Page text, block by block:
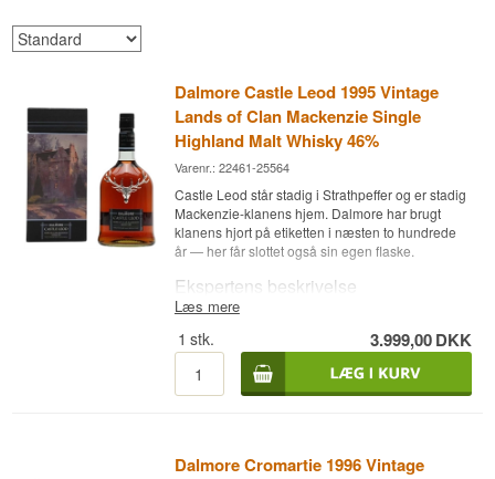
Dalmore Castle Leod 1995 Vintage
Lands of Clan Mackenzie Single
Highland Malt Whisky 46%
Varenr.: 22461-25564
Castle Leod står stadig i Strathpeffer og er stadig
Mackenzie-klanens hjem. Dalmore har brugt
klanens hjort på etiketten i næsten to hundrede
år — her får slottet også sin egen flaske.
Ekspertens beskrivelse
Highland Single Malt Scotch Whisky lagret på
amerikansk hvid eg og spansk sherryeg med
afsluttende finish på 1er Cru Classé
Bordeauxfade og aftappet ved 46 %.
Lands of Clan Mackenzie, hvor hver udgivelse er
Læs mere
1 stk. 3.999,00DKK
Dalmore Cromartie 1996 Vintage